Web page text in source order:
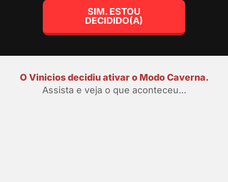
SIM. ESTOU
DECIDIDO(A)
O Vinicios decidiu ativar o Modo Caverna.
Assista e veja o que aconteceu...